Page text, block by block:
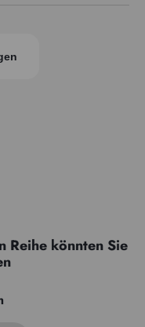
Reihe könnten Sie